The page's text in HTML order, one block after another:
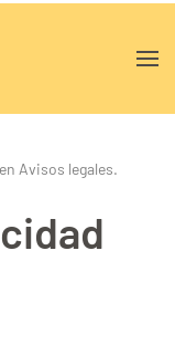
Avisos legales.